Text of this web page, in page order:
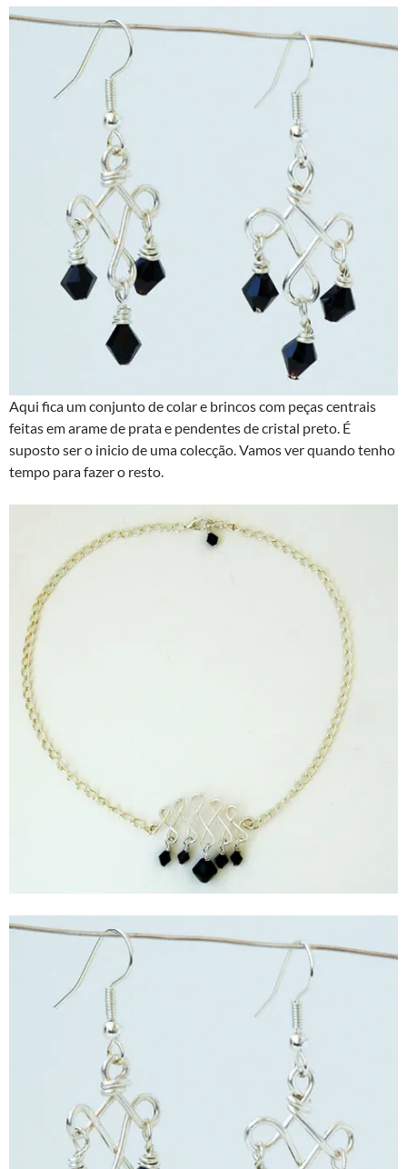
Aqui fica um conjunto de colar e brincos com peças centrais
feitas em arame de prata e pendentes de cristal preto. É
suposto ser o inicio de uma colecção. Vamos ver quando tenho
tempo para fazer o resto.